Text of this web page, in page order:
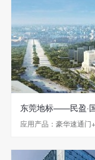
东莞地标——民盈·
应用产品：豪华速通门